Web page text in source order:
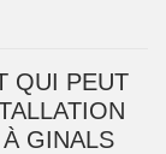
QUI PEUT
GINALS